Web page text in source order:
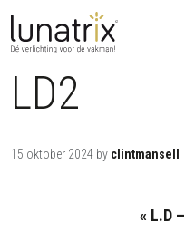
LD2
15 oktober 2024 by clintmansell
L.D
Open side menu